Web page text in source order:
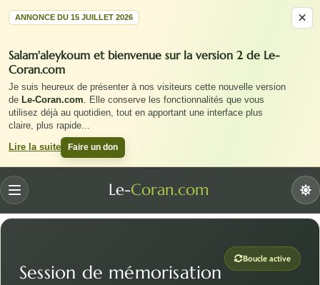
×
ANNONCE DU 15 JUILLET 2026
Salam'aleykoum et bienvenue sur la version 2 de Le-
Coran.com
Je suis heureux de présenter à nos visiteurs cette nouvelle version
de Le-Coran.com . Elle conserve les fonctionnalités que vous
utilisez déjà au quotidien, tout en apportant une interface plus
claire, plus rapide
Lire la suite Faire un don
Le-Coran.com
Menu
Session de mémorisation
Boucle active